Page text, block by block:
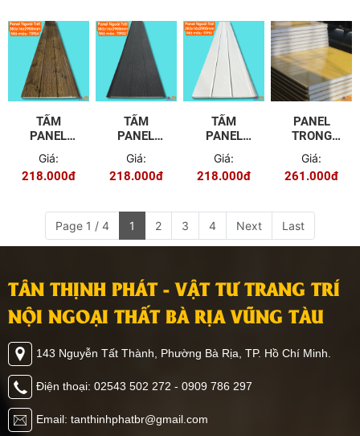
TẤM
PANEL
NGOÀI
TRỜI
TTP04
Giá:
218.000đ
TẤM
PANEL
NGOÀI
TRỜI
TTP02
Giá:
218.000đ
TẤM
PANEL
NGOÀI
TRỜI
TTP01
Giá:
218.000đ
PANEL
TRONG
NHÀ MÀU
VÂN GỖ
100MM
Giá:
261.000đ
Page 1 / 4 1 2 3 4 Next Last
TÂN THỊNH PHÁT - VẬT TƯ TRANG TRÍ
NỘI NGOẠI THẤT BÀ RỊA VŨNG TÀU
143 Nguyễn Tất Thành, Phường Bà Rịa, TP. Hồ Chí Minh.
Điện thoại: 02543 502 272 - 0909 786 297
Email: tanthinhphatbr@gmail.com